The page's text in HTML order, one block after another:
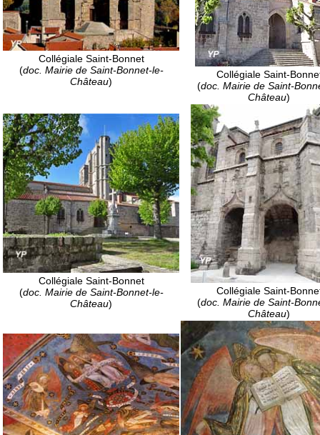
Collégiale Saint-Bonnet
(doc. Mairie de Saint-Bonnet-le-
Château)
Collégiale Saint-
(doc. Mairie de Saint-
Château)
Collégiale Saint-Bonnet
(doc. Mairie de Saint-Bonnet-le-
Château)
Collégiale Saint-
(doc. Mairie de Saint-
Château)